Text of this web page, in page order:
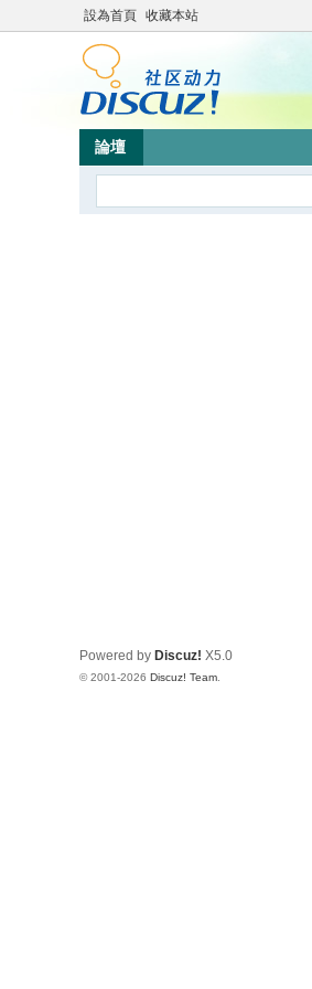
設為首頁 收藏本站
論壇
Powered by Discuz! X5.0
© 2001-2026 Discuz! Team